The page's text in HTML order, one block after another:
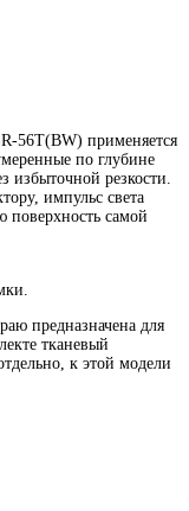
56T(BW) применяется
по глубине
избыточной резкости.
импульс света
поверхность самой
предназначена для
тканевый
к этой модели